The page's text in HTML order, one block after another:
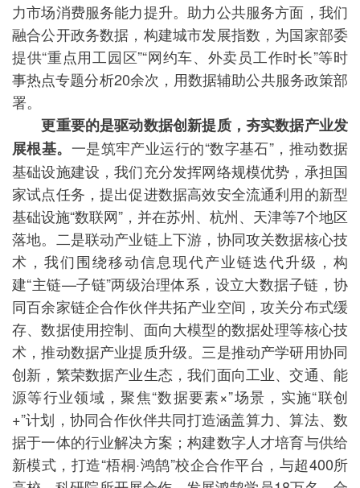
力市场消费服务能力提升。助力公共服务方面，我们
融合公开政务数据，构建城市发展指数，为国家部委
提供“重点用工园区”“网约车、外卖员工作时长”等时
事热点专题分析20余次，用数据辅助公共服务政策部
署。
更重要的是驱动数据创新提质，夯实数据产业发
展根基。 一是筑牢产业运行的“数字基石”，推动数据
基础设施建设，我们充分发挥网络规模优势，承担国
家试点任务，提出促进数据高效安全流通利用的新型
基础设施“数联网”，并在苏州、杭州、天津等7个地区
落地。二是联动产业链上下游，协同攻关数据核心技
术，我们围绕移动信息现代产业链迭代升级，构
建“主链—子链”两级治理体系，设立大数据子链，协
同百余家链企合作伙伴共拓产业空间，攻关分布式缓
存、数据使用控制、面向大模型的数据处理等核心技
术，推动数据产业提质升级。三是推动产学研用协同
创新，繁荣数据产业生态，我们面向工业、交通、能
源等行业领域，聚焦“数据要素×”场景，实施“联创
+”计划，协同合作伙伴共同打造涵盖算力、算法、数
据于一体的行业解决方案；构建数字人才培育与供给
新模式，打造“梧桐·鸿鹄”校企合作平台，与超400所